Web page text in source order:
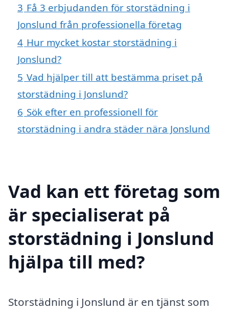
3 Få 3 erbjudanden för storstädning i
Jonslund från professionella företag
4 Hur mycket kostar storstädning i
Jonslund?
5 Vad hjälper till att bestämma priset på
storstädning i Jonslund?
6 Sök efter en professionell för
storstädning i andra städer nära Jonslund
Vad kan ett företag som
är specialiserat på
storstädning i Jonslund
hjälpa till med?
Storstädning i Jonslund är en tjänst som